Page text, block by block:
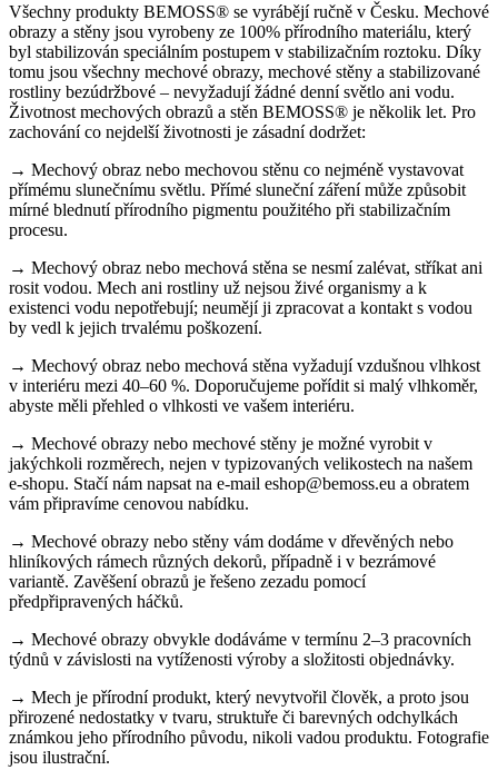
Všechny produkty BEMOSS® se vyrábějí ručně v Česku. Mechové
obrazy a stěny jsou vyrobeny ze 100% přírodního materiálu, který
byl stabilizován speciálním postupem v stabilizačním roztoku. Díky
tomu jsou všechny mechové obrazy, mechové stěny a stabilizované
rostliny bezúdržbové – nevyžadují žádné denní světlo ani vodu.
Životnost mechových obrazů a stěn BEMOSS® je několik let. Pro
zachování co nejdelší životnosti je zásadní dodržet:
→ Mechový obraz nebo mechovou stěnu co nejméně vystavovat
přímému slunečnímu světlu. Přímé sluneční záření může způsobit
mírné blednutí přírodního pigmentu použitého při stabilizačním
procesu.
→ Mechový obraz nebo mechová stěna se nesmí zalévat, stříkat ani
rosit vodou. Mech ani rostliny už nejsou živé organismy a k
existenci vodu nepotřebují; neumějí ji zpracovat a kontakt s vodou
by vedl k jejich trvalému poškození.
→ Mechový obraz nebo mechová stěna vyžadují vzdušnou vlhkost
v interiéru mezi 40–60 %. Doporučujeme pořídit si malý vlhkoměr,
abyste měli přehled o vlhkosti ve vašem interiéru.
→ Mechové obrazy nebo mechové stěny je možné vyrobit v
jakýchkoli rozměrech, nejen v typizovaných velikostech na našem
e-shopu. Stačí nám napsat na e-mail eshop@bemoss.eu a obratem
vám připravíme cenovou nabídku.
→ Mechové obrazy nebo stěny vám dodáme v dřevěných nebo
hliníkových rámech různých dekorů, případně i v bezrámové
variantě. Zavěšení obrazů je řešeno zezadu pomocí
předpřipravených háčků.
→ Mechové obrazy obvykle dodáváme v termínu 2–3 pracovních
týdnů v závislosti na vytíženosti výroby a složitosti objednávky.
→ Mech je přírodní produkt, který nevytvořil člověk, a proto jsou
přirozené nedostatky v tvaru, struktuře či barevných odchylkách
známkou jeho přírodního původu, nikoli vadou produktu. Fotografie
jsou ilustrační.